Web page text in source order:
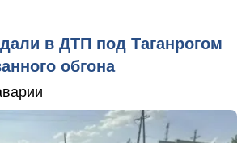
в ДТП под Таганрогом
обгона